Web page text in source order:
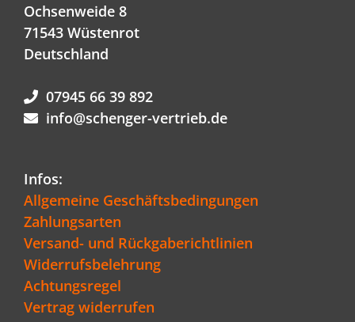
Ochsenweide 8
71543 Wüstenrot
Deutschland
07945 66 39 892
info@schenger-vertrieb.de
Infos:
Allgemeine Geschäftsbedingungen
Zahlungsarten
Versand- und Rückgaberichtlinien
Widerrufsbelehrung
Achtungsregel
Vertrag widerrufen